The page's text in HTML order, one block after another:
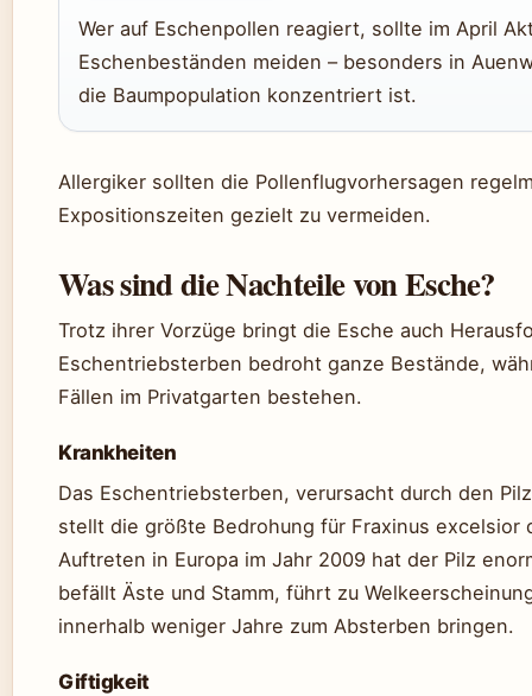
Wer auf Eschenpollen reagiert, sollte im April
Eschenbeständen meiden – besonders in
die Baumpopulation konzentriert ist.
Allergiker sollten die Pollenflugvorhersagen
Expositionszeiten gezielt zu vermeiden.
Was sind die Nachteile von Esche?
Trotz ihrer Vorzüge bringt die Esche auch
Eschentriebsterben bedroht ganze Bestände,
Fällen im Privatgarten bestehen.
Krankheiten
Das Eschentriebsterben, verursacht durch den
stellt die größte Bedrohung für Fraxinus excelsior
Auftreten in Europa im Jahr 2009 hat der Pilz
befällt Äste und Stamm, führt zu
innerhalb weniger Jahre zum Absterben bringen.
Giftigkeit